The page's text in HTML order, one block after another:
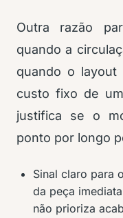
Outra razão
quando a
quando o
custo fixo de
justifica se o
ponto por longo
Sinal claro para
da peça
não prioriza